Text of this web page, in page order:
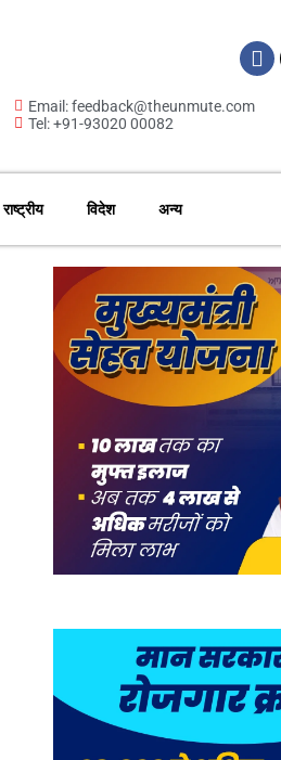
Email: feedback@theunmute.com
Tel: +91-93020 00082
राष्ट्रीय विदेश अन्य